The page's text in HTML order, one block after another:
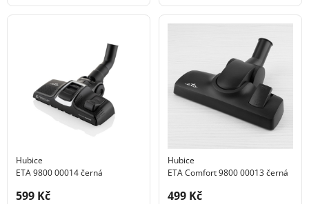
Hubice
ETA 9800 00014 černá
Cena s DPH:
599 Kč
Hubice
ETA Comfort 9800 00013 černá
Cena s DPH:
499 Kč